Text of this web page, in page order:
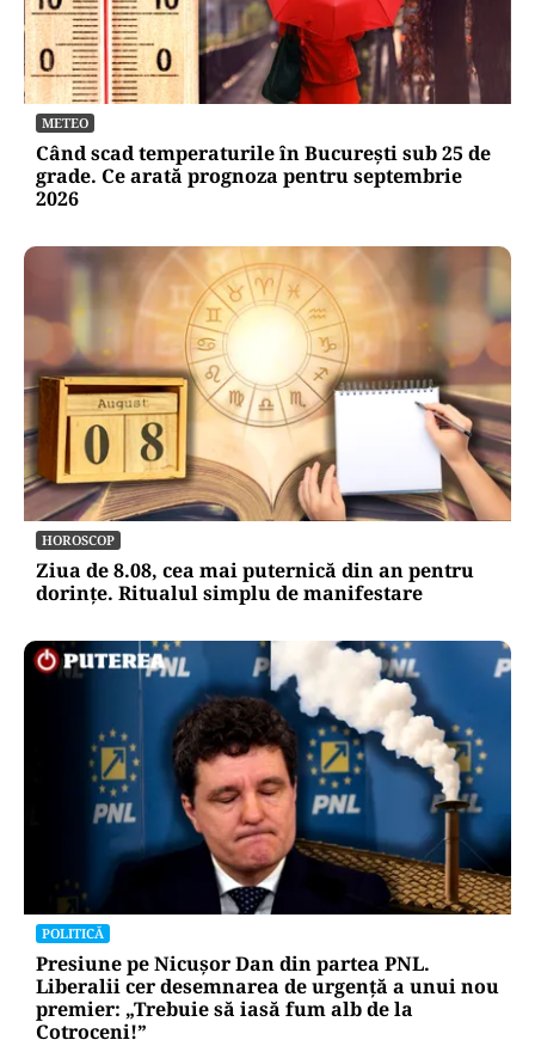
METEO
Când scad temperaturile în București sub 25 de
grade. Ce arată prognoza pentru septembrie
2026
HOROSCOP
Ziua de 8.08, cea mai puternică din an pentru
dorințe. Ritualul simplu de manifestare
POLITICĂ
Presiune pe Nicușor Dan din partea PNL.
Liberalii cer desemnarea de urgență a unui nou
premier: „Trebuie să iasă fum alb de la
Cotroceni!”